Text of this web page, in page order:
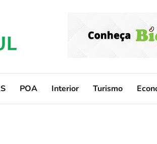
POA Interior Turismo